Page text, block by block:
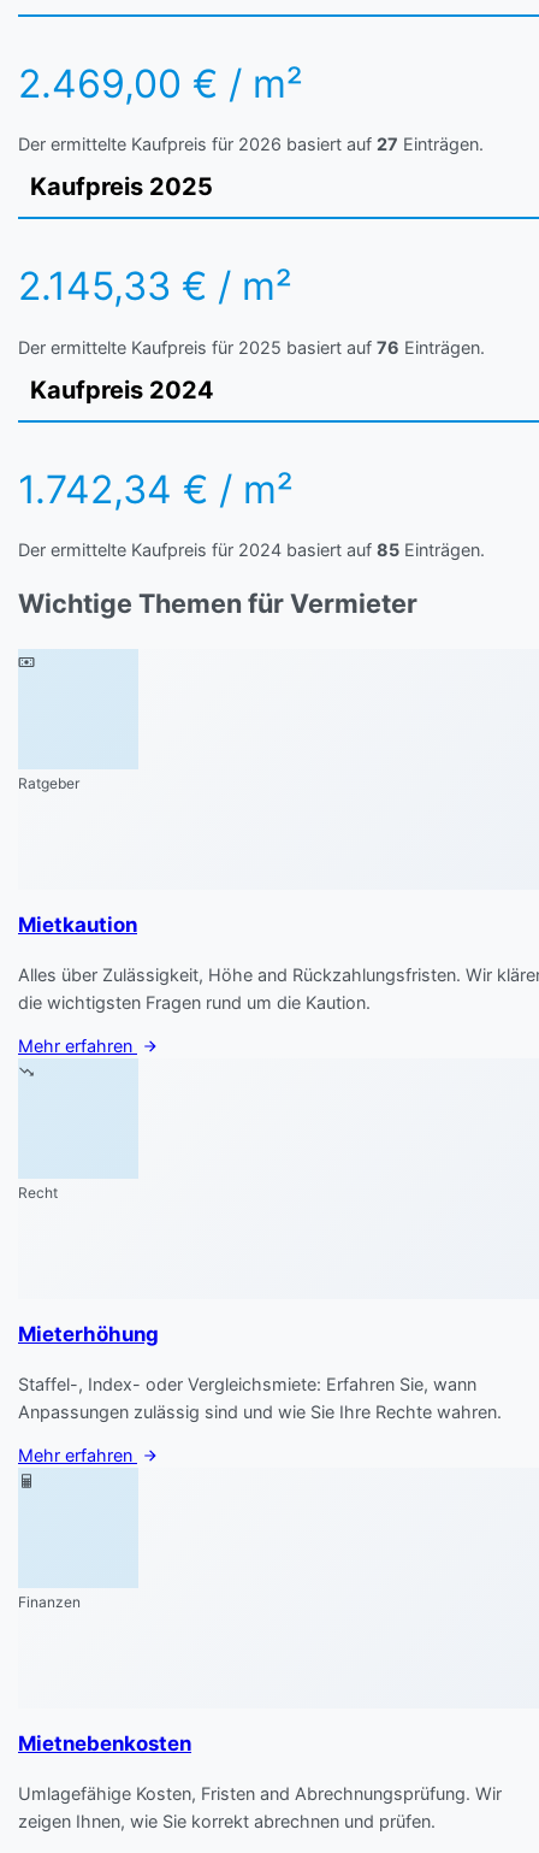
2.469,00 € / m²
Der ermittelte Kaufpreis für 2026 basiert auf 27 Einträgen.
Kaufpreis 2025
2.145,33 € / m²
Der ermittelte Kaufpreis für 2025 basiert auf 76 Einträgen.
Kaufpreis 2024
1.742,34 € / m²
Der ermittelte Kaufpreis für 2024 basiert auf 85 Einträgen.
Wichtige Themen für Vermieter
Ratgeber
Mietkaution
Alles über Zulässigkeit, Höhe and Rückzahlungsfristen. Wir
die wichtigsten Fragen rund um die Kaution.
Mehr erfahren
Recht
Mieterhöhung
Staffel-, Index- oder Vergleichsmiete: Erfahren Sie, wann
Anpassungen zulässig sind und wie Sie Ihre Rechte wahren.
Mehr erfahren
Finanzen
Mietnebenkosten
Umlagefähige Kosten, Fristen and Abrechnungsprüfung. Wir
zeigen Ihnen, wie Sie korrekt abrechnen und prüfen.